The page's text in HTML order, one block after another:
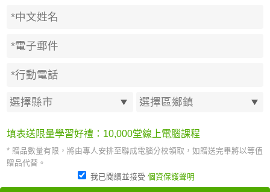
填表送限量學習好禮：10,000堂線上電腦課程
* 贈品數量有限，將由專人安排至聯成電腦分校領取，如贈送完畢將以等值
贈品代替。
我已閱讀並接受 個資保護聲明